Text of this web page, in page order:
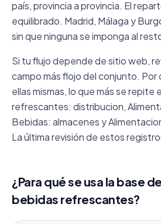
país, provincia a provincia. El
equilibrado. Madrid, Málaga y
sin que ninguna se imponga al
Si tu flujo depende de sitio web,
campo más flojo del conjunto. Por
ellas mismas, lo que más se repite
refrescantes: distribucion,
Bebidas: almacenes y
La última revisión de estos
¿Para qué se usa la base
bebidas refrescantes?